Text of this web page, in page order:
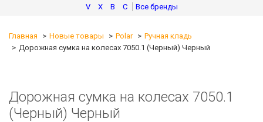
V
X В С
Главная Новые товары Polar
Ручная кладь
Дорожная сумка на колесах 7050.1 (Черный) Черный
Дорожная сумка на колесах 7050.1
(Черный) Черный